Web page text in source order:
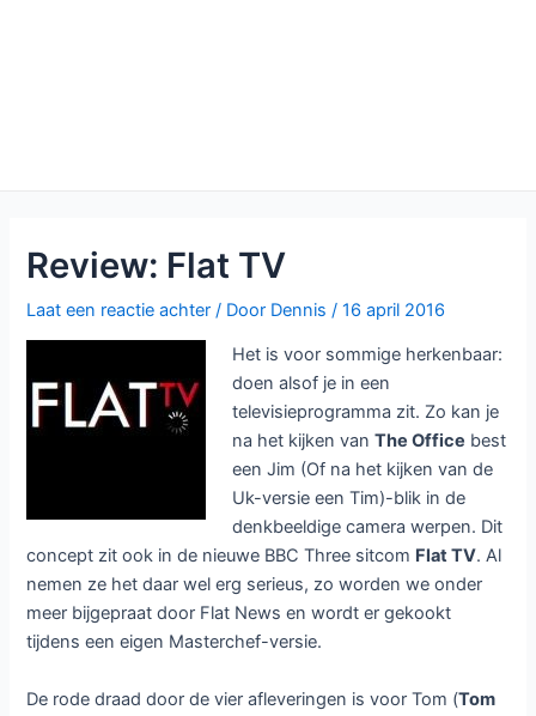
Review: Flat TV
Laat een reactie achter / Door Dennis/16 april 2016
Het is voor sommige herkenbaar:
doen alsof je in een
televisieprogramma zit. Zo kan je
na het kijken vanThe Office best
een Jim (Of na het kijken van de
Uk-versie een Tim)-blik in de
denkbeeldige camera werpen. Dit
concept zit ook in de nieuwe BBC Three sitcom Flat TV. Al
nemen ze het daar wel erg serieus, zo worden we onder
meer bijgepraat door Flat News en wordt er gekookt
tijdens een eigen Masterchef-versie.
De rode draad door de vier afleveringen is voor Tom (Tom